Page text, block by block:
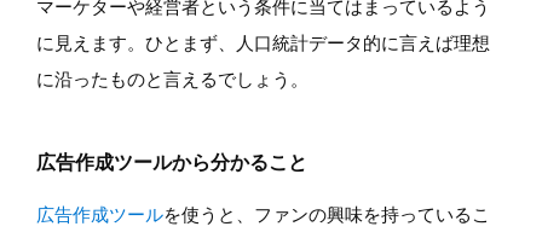
マーケターや経営者という条件に当てはまっているよう
に見えます。ひとまず、人口統計データ的に言えば理想
に沿ったものと言えるでしょう。
広告作成ツールから分かること
広告作成ツールを使うと、ファンの興味を持っているこ